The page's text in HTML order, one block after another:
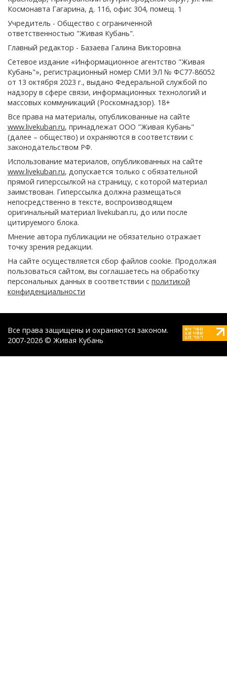
Космонавта Гагарина, д. 116, офис 304, помещ. 1
Учредитель - Общество с ограниченной
ответственностью "Живая Кубань".
Главный редактор - Базаева Галина Викторовна
Сетевое издание «Информационное агентство "Живая
Кубань"», регистрационный номер СМИ ЭЛ № ФС77-86052
от 13 октября 2023 г., выдано Федеральной службой по
надзору в сфере связи, информационных технологий и
массовых коммуникаций (Роскомнадзор). 18+
Все права на материалы, опубликованные на сайте
www.livekuban.ru, принадлежат ООО "Живая Кубань"
(далее – общество) и охраняются в соответствии с
законодательством РФ.
Использование материалов, опубликованных на сайте
www.livekuban.ru, допускается только с обязательной
прямой гиперссылкой на страницу, с которой материал
заимствован. Гиперссылка должна размещаться
непосредственно в тексте, воспроизводящем
оригинальный материал livekuban.ru, до или после
цитируемого блока.
Мнение автора публикации не обязательно отражает
точку зрения редакции.
На сайте осуществляется сбор файлов cookie. Продолжая
пользоваться сайтом, вы соглашаетесь на обработку
персональных данных в соответствии с политикой
конфиденциальности
Все права защищены и охраняются законом.
2007-2026 © Живая Кубань